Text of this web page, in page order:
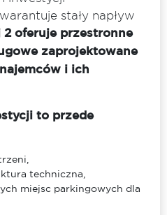
stały napływ
oferuje przestronne
zaprojektowane
i ich
to przede
techniczna,
miejsc parkingowych dla